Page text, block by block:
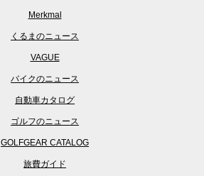
Merkmal
くるまのニュース
VAGUE
バイクのニュース
自動車カタログ
ゴルフのニュース
GOLFGEAR CATALOG
旅費ガイド